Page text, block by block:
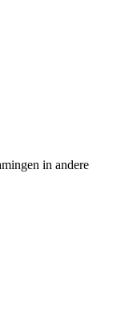
in andere